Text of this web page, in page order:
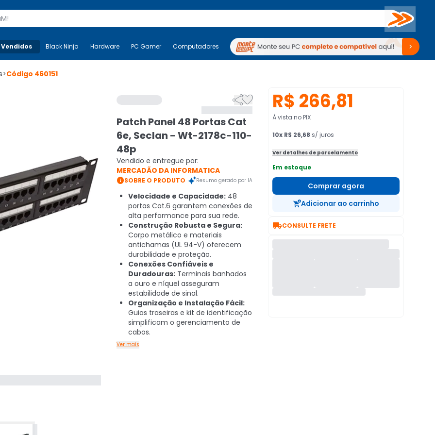
Buscar
Mais-v- Black Ninja Hardware PC Gamer Computadores Periféricos TV Venda no KaBuM!
Black Ninja Hardware PC Gamer Computadores Periféricos TV Venda no KaBuM!
>Código 460151

Patch Panel 48 Portas Cat
6e, Seclan - Wt-2178c-110-
48p
Vendido e entregue por:
MERCADÃO DA INFORMATICA
SOBRE O PRODUTO Resumo gerado por IA
Velocidade e Capacidade: 48
portas Cat.6 garantem conexões de
alta performance para sua rede.
Construção Robusta e Segura:
Corpo metálico e materiais
antichamas (UL 94-V) oferecem
durabilidade e proteção.
Conexões Confiáveis e
Duradouras: Terminais banhados
a ouro e níquel asseguram
estabilidade de sinal.
Organização e Instalação Fácil:
Guias traseiras e kit de identificação
simplificam o gerenciamento de
cabos.
Ver mais
R$ 266,81
À vista no PIX
10x R$ 26,68 s/ juros
Ver detalhes de parcelamento
Em estoque
Comprar agora
Adicionar ao carrinho
CONSULTE FRETE